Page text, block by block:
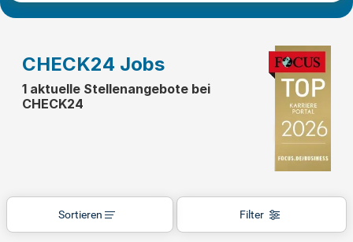
CHECK24 Jobs
1 aktuelle Stellenangebote bei
CHECK24
Filter
Sortieren